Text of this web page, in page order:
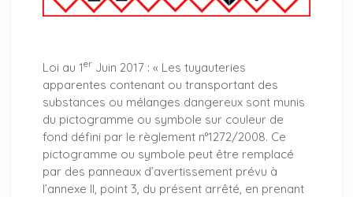
Loi au 1er Juin 2017 : « Les tuyauteries
apparentes contenant ou transportant des
substances ou mélanges dangereux sont munis
du pictogramme ou symbole sur couleur de
fond défini par le règlement n°1272/2008. Ce
pictogramme ou symbole peut être remplacé
par des panneaux d’avertissement prévu à
l’annexe II, point 3, du présent arrêté, en prenant